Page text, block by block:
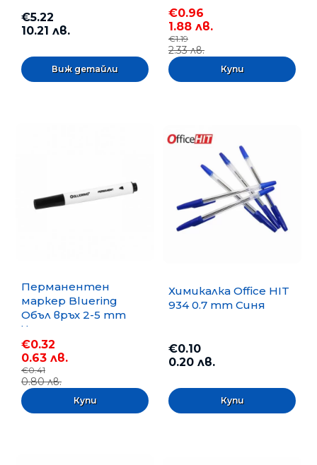
€5.22
10.21 лв.
Виж детайли
€0.96
1.88 лв.
€1.19
2.33 лв.
Перманентен
маркер Bluering
Объл връх 2-5 mm
Черен
€0.32
0.63 лв.
€0.41
0.80 лв.
Химикалка Office HIT
934 0.7 mm Синя
€0.10
0.20 лв.